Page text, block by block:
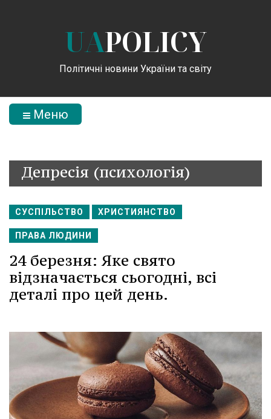
UAPOLICY
Політичні новини України та світу
Меню
Депресія (психологія)
СУСПІЛЬСТВО ХРИСТИЯНСТВО
ПРАВА ЛЮДИНИ
24 березня: Яке свято
відзначається сьогодні, всі
деталі про цей день.